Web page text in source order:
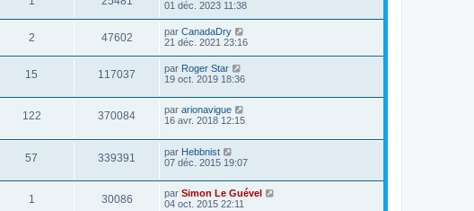
01 déc. 2023 11:38
2 47602 par CanadaDry
21 déc. 2021 23:16
15 117037 par Roger Star
19 oct. 2019 18:36
122 370084 par arionavigue
16 avr. 2018 12:15
57 339391 par Hebbnist
07 déc. 2015 19:07
1 30086 par Simon Le Guével
04 oct. 2015 22:11